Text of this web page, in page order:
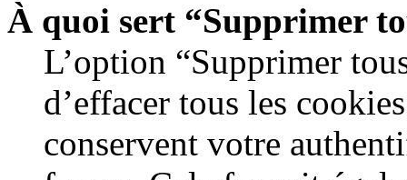
À quoi sert “Supprimer
L’option “Supprimer
d’effacer tous les
conservent votre